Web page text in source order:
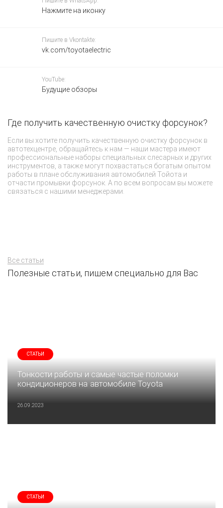
Нажмите на иконку
Пишите в Vkontakte:
vk.com/toyotaelectric
YouTube:
Будущие обзоры
Где получить качественную очистку форсунок?
Если вы хотите получить качественную очистку форсунок в
автотехцентре, обращайтесь к нам — наши мастера имеют
профессиональные наборы специальных слесарных и других
инструментов, а также могут похвастаться богатым опытом
работы в плане обслуживания автомобилей Тойота и
отчасти промывки форсунок. А по всем вопросам вы можете
связаться с нашими менеджерами.
Все статьи
Полезные статьи, пишем специально для Вас
СТАТЬИ
Тонкости работы и самые частые поломки
кондиционеров на автомобиле Toyota
26.09.2023
СТАТЬИ